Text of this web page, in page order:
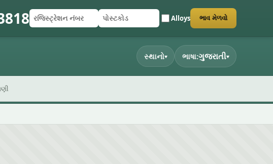
રજિસ્ટ્રેશન નંબર
પોસ્ટકોડ Alloys
ફોર્મ સબમિટ કરો ભાવ મેળવો
સ્થાનો▾ ભાષા:ગુજરાતી▾